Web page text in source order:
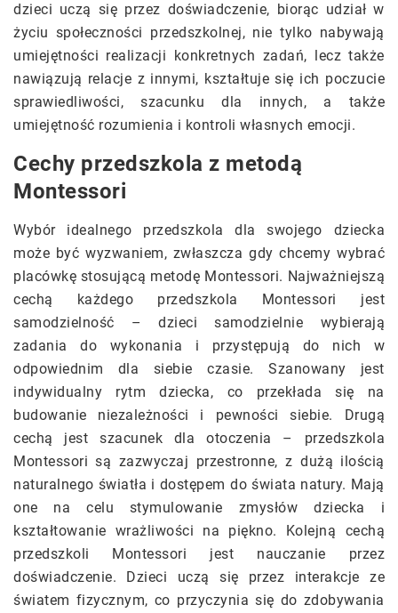
dzieci uczą się przez doświadczenie, biorąc udział w
życiu społeczności przedszkolnej, nie tylko nabywają
umiejętności realizacji konkretnych zadań, lecz także
nawiązują relacje z innymi, kształtuje się ich poczucie
sprawiedliwości, szacunku dla innych, a także
umiejętność rozumienia i kontroli własnych emocji.
Cechy przedszkola z metodą
Montessori
Wybór idealnego przedszkola dla swojego dziecka
może być wyzwaniem, zwłaszcza gdy chcemy wybrać
placówkę stosującą metodę Montessori. Najważniejszą
cechą każdego przedszkola Montessori jest
samodzielność – dzieci samodzielnie wybierają
zadania do wykonania i przystępują do nich w
odpowiednim dla siebie czasie. Szanowany jest
indywidualny rytm dziecka, co przekłada się na
budowanie niezależności i pewności siebie. Drugą
cechą jest szacunek dla otoczenia – przedszkola
Montessori są zazwyczaj przestronne, z dużą ilością
naturalnego światła i dostępem do świata natury. Mają
one na celu stymulowanie zmysłów dziecka i
kształtowanie wrażliwości na piękno. Kolejną cechą
przedszkoli Montessori jest nauczanie przez
doświadczenie. Dzieci uczą się przez interakcje ze
światem fizycznym, co przyczynia się do zdobywania